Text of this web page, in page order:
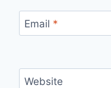
Email *
Website